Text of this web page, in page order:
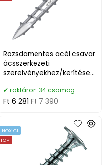
Rozsdamentes acél csavar
ácsszerkezeti
szerelvényekhez/kerítések
raktáron 34 csomag
Ft 6 281 Ft 7 390
INOX C1
TOP